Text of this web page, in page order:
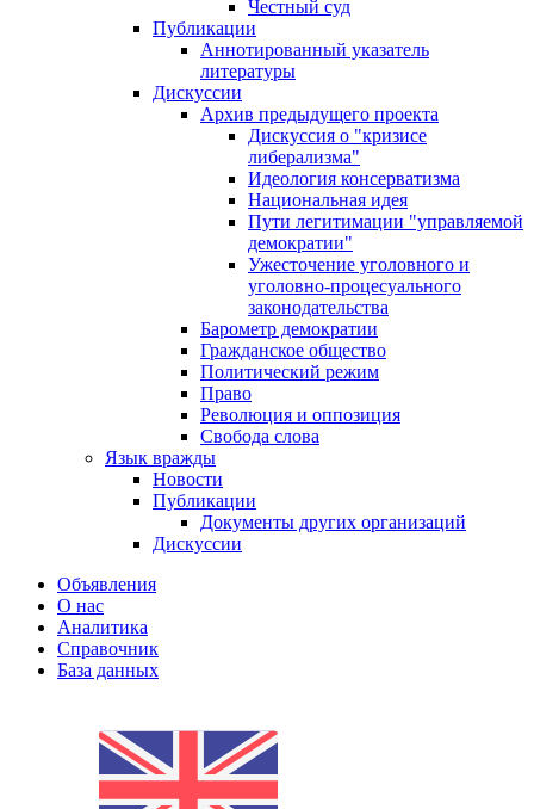
Честный суд
Публикации
Аннотированный указатель
литературы
Дискуссии
Архив предыдущего проекта
Дискуссия о "кризисе
либерализма"
Идеология консерватизма
Национальная идея
Пути легитимации "управляемой
демократии"
Ужесточение уголовного и
уголовно-процесуального
законодательства
Барометр демократии
Гражданское общество
Политический режим
Право
Революция и оппозиция
Свобода слова
Язык вражды
Новости
Публикации
Документы других организаций
Дискуссии
Объявления
О нас
Аналитика
Справочник
База данных